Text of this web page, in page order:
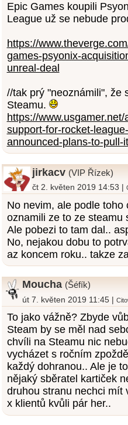
Epic Games koupili
League už se nebude
https://
games-psyonix-
unreal-deal
//tak prý "neoznámili", že
Steamu.
https://
support-for-rocket-
announced-plans-to-pull-
jirkacv (VIP Řízek)
čt 2. květen 2019 14:53 |
No nevim, ale podle toho
oznamili ze to ze steamu
Ale pobezi to tam dal..
No, nejakou dobu to
az koncem roku.. takze
Moucha (Šéfík)
út 7. květen 2019 11:45 |
To jako vážně? Zbyde
Steam by se měl nad
chvíli na Steamu nic
vycházet s ročním
každý dohranou.. Ale je
nějaký sběratel kartiček
druhou stranu nechci mít
x klientů kvůli pár her..